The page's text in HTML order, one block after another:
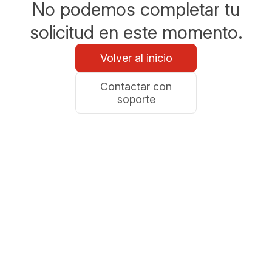
No podemos completar tu
solicitud en este momento.
Volver al inicio
Contactar con
soporte